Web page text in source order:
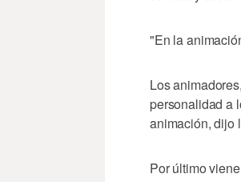
"En la
Los
personalidad a
animación, dijo
Por último